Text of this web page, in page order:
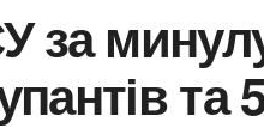
за